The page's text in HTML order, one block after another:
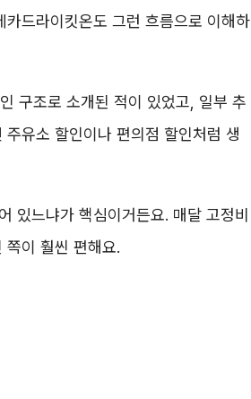
드라이킷온도 그런 흐름으로 이해하
구조로 소개된 적이 있었고, 일부 추
유소 할인이나 편의점 할인처럼 생
있느냐가 핵심이거든요. 매달 고정비
이 훨씬 편해요.